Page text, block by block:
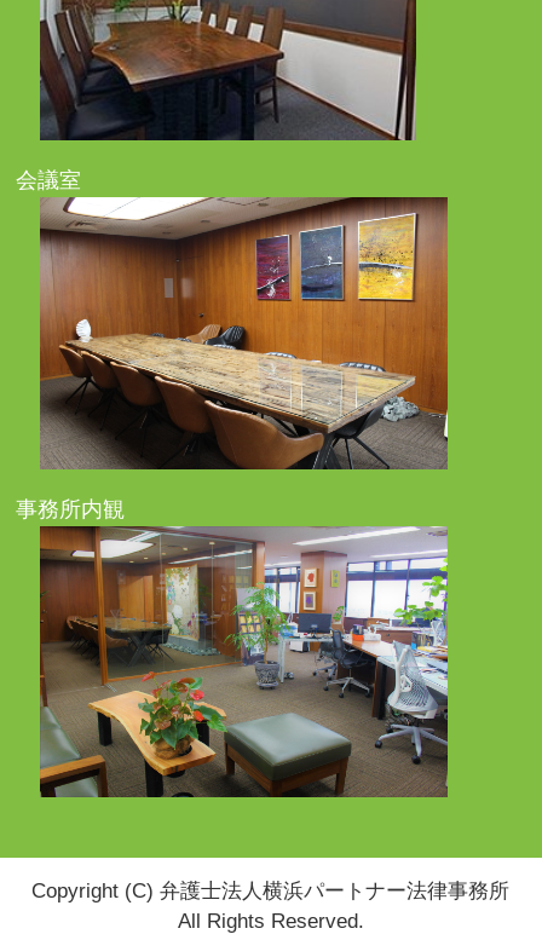
会議室
事務所内観
Copyright (C) 弁護士法人横浜パートナー法律事務所
All Rights Reserved.